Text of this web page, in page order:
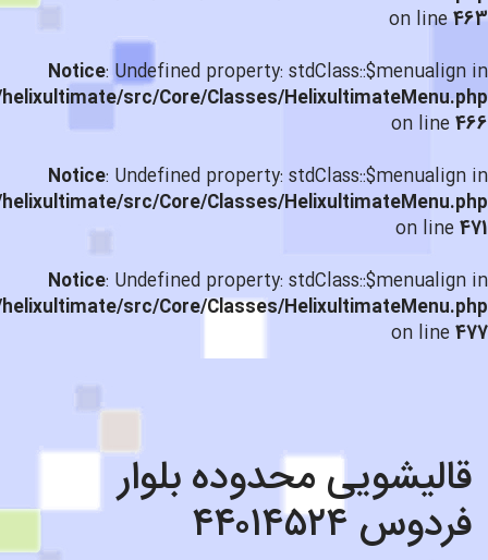
on line463
Notice: Undefined property: stdClass::$menualign in
src/Core/Classes/HelixultimateMenu.php
on line466
Notice: Undefined property: stdClass::$menualign in
src/Core/Classes/HelixultimateMenu.php
on line471
Notice: Undefined property: stdClass::$menualign in
src/Core/Classes/HelixultimateMenu.php
on line477
قالیشویی محدوده بلوار
فردوس ۴۴۰۱۴۵۲۴